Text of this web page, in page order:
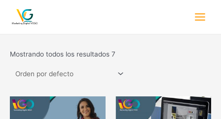
Mostrando todos los resultados 7